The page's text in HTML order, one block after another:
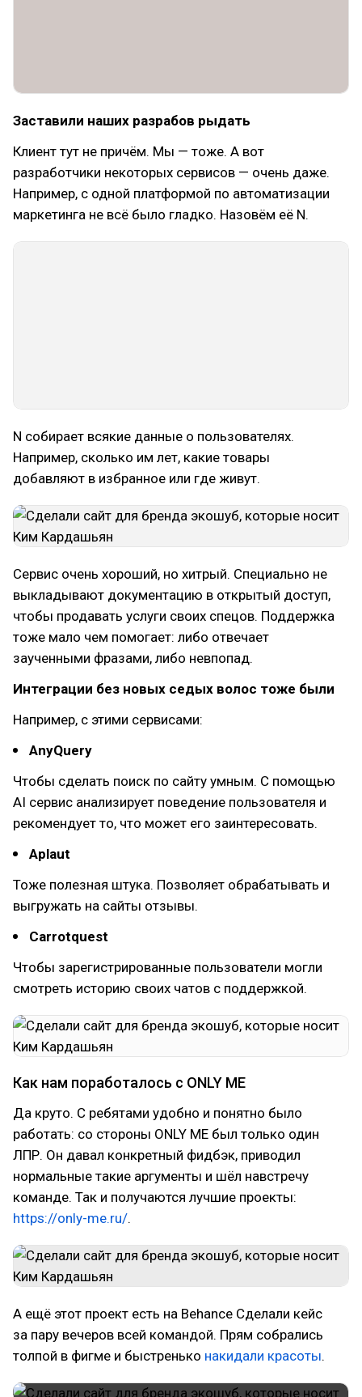
Заставили наших разрабов рыдать
Клиент тут не причём. Мы — тоже. А вот
разработчики некоторых сервисов — очень даже.
Например, с одной платформой по автоматизации
маркетинга не всё было гладко. Назовём её N.
N собирает всякие данные о пользователях.
Например, сколько им лет, какие товары
добавляют в избранное или где живут.
Сервис очень хороший, но хитрый. Специально не
выкладывают документацию в открытый доступ,
чтобы продавать услуги своих спецов. Поддержка
тоже мало чем помогает: либо отвечает
заученными фразами, либо невпопад.
Интеграции без новых седых волос тоже были
Например, с этими сервисами:
AnyQuery
Чтобы сделать поиск по сайту умным. С помощью
AI сервис анализирует поведение пользователя и
рекомендует то, что может его заинтересовать.
Aplaut
Тоже полезная штука. Позволяет обрабатывать и
выгружать на сайты отзывы.
Carrotquest
Чтобы зарегистрированные пользователи могли
смотреть историю своих чатов с поддержкой.
Как нам поработалось с ONLY ME
Да круто. С ребятами удобно и понятно было
работать: со стороны ONLY ME был только один
ЛПР. Он давал конкретный фидбэк, приводил
нормальные такие аргументы и шёл навстречу
команде. Так и получаются лучшие проекты:
https://only-me.ru/.
А ещё этот проект есть на Behance Сделали кейс
за пару вечеров всей командой. Прям собрались
толпой в фигме и быстренько накидали красоты.